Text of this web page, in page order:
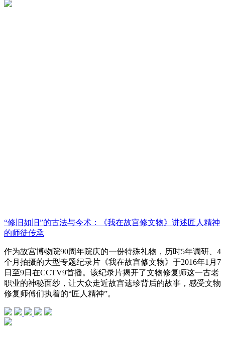
“修旧如旧”的古法与今术：《我在故宫修文物》讲述匠人精神
的师徒传承
作为故宫博物院90周年院庆的一份特殊礼物，历时5年调研、4
个月拍摄的大型专题纪录片《我在故宫修文物》于2016年1月7
日至9日在CCTV9首播。该纪录片揭开了文物修复师这一古老
职业的神秘面纱，让大众走近故宫遗珍背后的故事，感受文物
修复师傅们执着的“匠人精神”。